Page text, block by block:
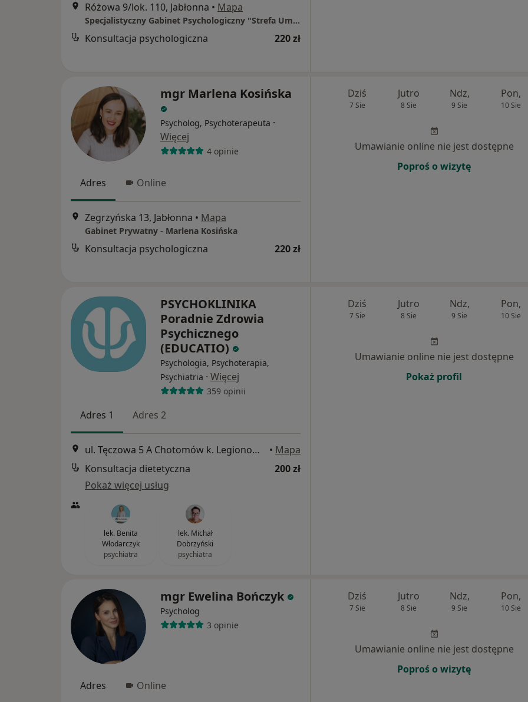
Różowa 9/lok. 110, Jabłonna • Mapa
Specjalistyczny Gabinet Psychologiczny "Strefa Umysłu"
Konsultacja psychologiczna 220 zł
mgr Marlena Kosińska
Psycholog, Psychoterapeuta ·
Więcej
4 opinie
Adres Online
Zegrzyńska 13, Jabłonna • Mapa
Gabinet Prywatny - Marlena Kosińska
Konsultacja psychologiczna 220 zł
Dziś
7 Sie
Jutro
8 Sie
Ndz,
9 Sie
Pon,
10 Sie
Umawianie online nie jest dostępne
Poproś o wizytę
PSYCHOKLINIKA
Poradnie Zdrowia
Psychicznego
(EDUCATIO)
Psychologia, Psychoterapia,
Psychiatria · Więcej
359 opinii
Adres 1 Adres 2
ul. Tęczowa 5 A Chotomów k. Legionowa, Legionowo • Mapa
Konsultacja dietetyczna
200 zł
Pokaż więcej usług
lek. Benita
Włodarczyk
psychiatra
lek. Michał
Dobrzyński
psychiatra
Dziś
7 Sie
Jutro
8 Sie
Ndz,
9 Sie
Pon,
10 Sie
Umawianie online nie jest dostępne
Pokaż profil
mgr Ewelina Bończyk
Psycholog
3 opinie
Adres Online
Dziś
7 Sie
Jutro
8 Sie
Ndz,
9 Sie
Pon,
10 Sie
Umawianie online nie jest dostępne
Poproś o wizytę